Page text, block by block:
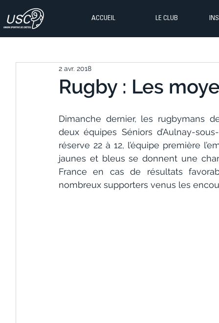
ACCUEIL LE CLUB
Rugby : Les
2 avr. 2018
Dimanche dernier, les rugbymans
deux équipes Séniors d’Aulnay-
réserve 22 à 12, l’équipe première
jaunes et bleus se donnent une
France en cas de résultats
nombreux supporters venus les